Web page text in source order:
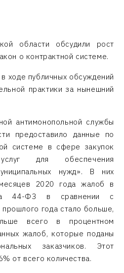
области обсудили рост
о контрактной системе.
ходе публичных обсуждений
практики за нынешний
антимонопольной службы
предоставило данные по
системе в сфере закупок
для обеспечения
нужд». В них
2020 года жалоб в
44-ФЗ в сравнении с
года стало больше,
всего в процентном
жалоб, которые поданы
заказчиков. Этот
от всего количества.